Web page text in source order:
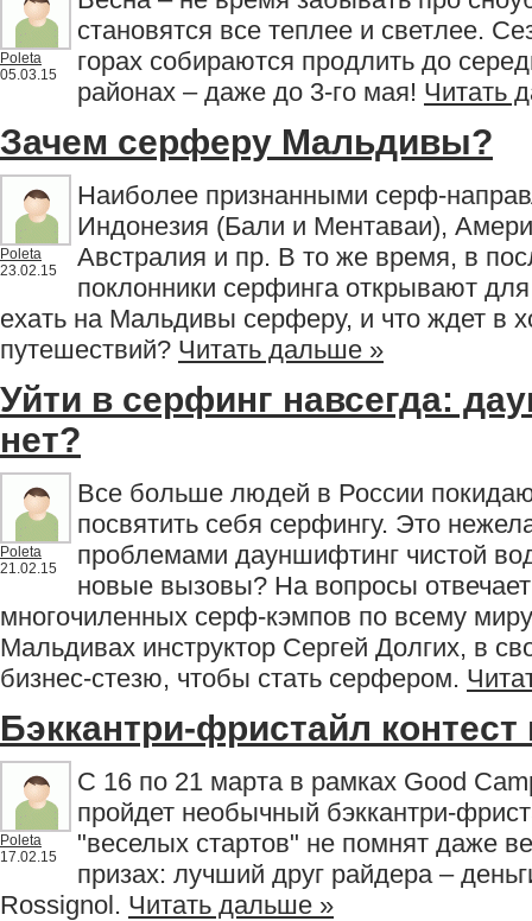
Poleta
05.03.15
становятся все теплее и светлее.
горах собираются продлить до
районах – даже до 3-го мая! Читать
Зачем серферу Мальдивы?
Poleta
23.02.15
Наиболее признанными серф-
Индонезия (Бали и Ментаваи),
Австралия и пр. В то же время, в
поклонники серфинга открывают
ехать на Мальдивы серферу, и что ждет в
путешествий? Читать дальше »
Уйти в серфинг навсегда:
нет?
Poleta
21.02.15
Все больше людей в России
посвятить себя серфингу. Это
проблемами дауншифтинг чистой
новые вызовы? На вопросы отвечает
многочиленных серф-кэмпов по всему
Мальдивах инструктор Сергей Долгих, в
бизнес-стезю, чтобы стать серфером.
Бэккантри-фристайл контест
Poleta
17.02.15
C 16 по 21 марта в рамках Good
пройдет необычный бэккантри-
"веселых стартов" не помнят даже
призах: лучший друг райдера –
Rossignol. Читать дальше »